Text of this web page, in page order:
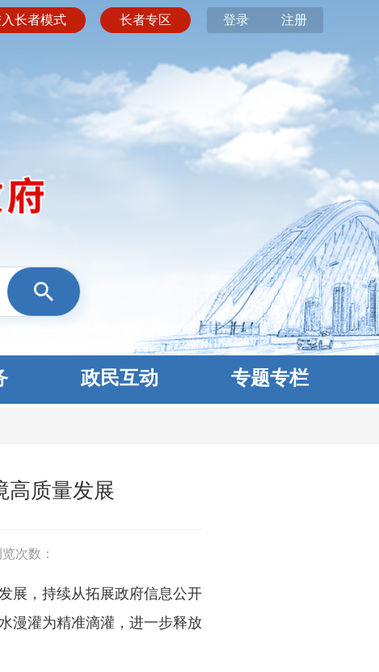
长者模式 长者专区 登录 注册
政民互动 专题专栏
高质量发展
次数：
展，持续从拓展政府信息公开
漫灌为精准滴灌，进一步释放